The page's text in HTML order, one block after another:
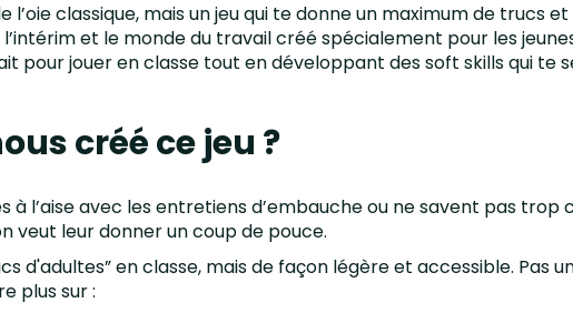
l’oie classique, mais un jeu qui te donne un maximum de trucs
et le monde du travail créé spécialement pour les
pour jouer en classe tout en développant des soft skills qui te
créé ce jeu ?
à l’aise avec les entretiens d’embauche ou ne savent pas trop
veut leur donner un coup de pouce.
d'adultes” en classe, mais de façon légère et accessible. Pas
plus sur :